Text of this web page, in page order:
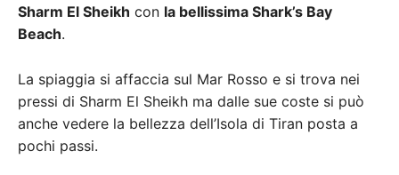
Sharm El Sheikh con la bellissima Shark’s Bay
Beach.
La spiaggia si affaccia sul Mar Rosso e si trova nei
pressi di Sharm El Sheikh ma dalle sue coste si può
anche vedere la bellezza dell’Isola di Tiran posta a
pochi passi.